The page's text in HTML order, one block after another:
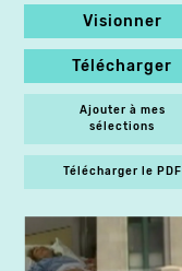
Visionner
Télécharger
Ajouter à mes
sélections
Télécharger le PDF